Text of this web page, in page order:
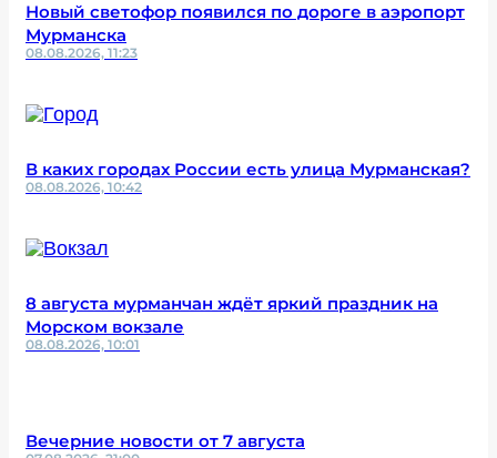
Новый светофор появился по дороге в аэропорт
Мурманска
08.08.2026, 11:23
В каких городах России есть улица Мурманская?
08.08.2026, 10:42
8 августа мурманчан ждёт яркий праздник на
Морском вокзале
08.08.2026, 10:01
Вечерние новости от 7 августа